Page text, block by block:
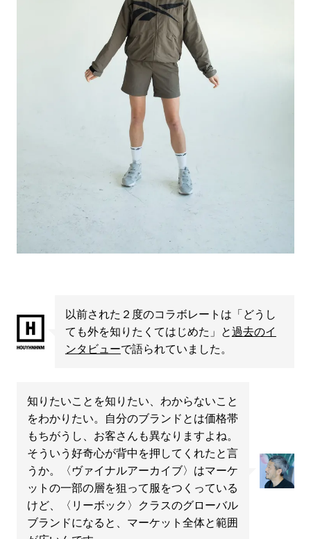
以前された２度のコラボレートは「どうし
ても外を知りたくてはじめた」と過去のイ
ンタビューで語られていました。
知りたいことを知りたい、わからないこと
をわかりたい。自分のブランドとは価格帯
もちがうし、お客さんも異なりますよね。
そういう好奇心が背中を押してくれたと言
うか。〈ヴァイナルアーカイブ〉はマーケ
ットの一部の層を狙って服をつくっている
けど、〈リーボック〉クラスのグローバル
ブランドになると、マーケット全体と範囲